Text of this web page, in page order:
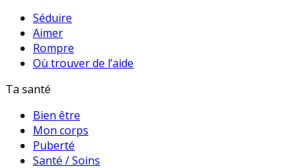
Séduire
Aimer
Rompre
Où trouver de l’aide
Ta santé
Bien être
Mon corps
Puberté
Santé / Soins